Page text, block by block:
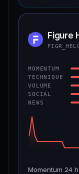
CAP. MARCHÉ
VAR. 7 J
VS ATH
−8,5 %
CONFIANCE
FIGR Figure
MOMENTUM
TECHNIQUE
VOLUME
SOCIAL
NEWS
Momentum 24